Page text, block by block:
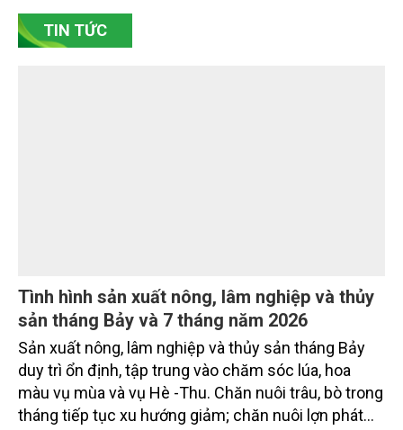
Bắc Ninh, nhiều nghệ nhân và cơ sở sản xuất đã
chủ động đổi mới tư duy, đầu tư công nghệ, xây
TIN TỨC
Tình hình sản xuất nông, lâm nghiệp và thủy
sản tháng Bảy và 7 tháng năm 2026
Sản xuất nông, lâm nghiệp và thủy sản tháng Bảy
duy trì ổn định, tập trung vào chăm sóc lúa, hoa
màu vụ mùa và vụ Hè -Thu. Chăn nuôi trâu, bò trong
tháng tiếp tục xu hướng giảm; chăn nuôi lợn phát